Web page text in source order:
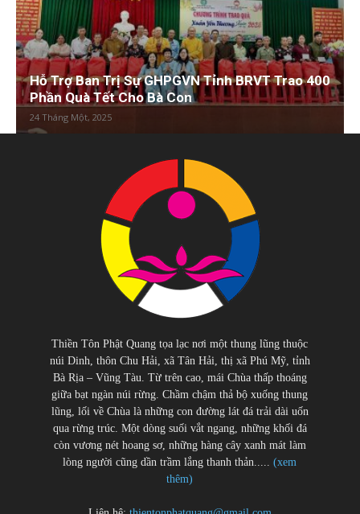
Hỗ Trợ Ban Trị Sự GHPGVN Tỉnh BRVT Trao 400
Phần Quà Tết Cho Bà Con
24 Tháng Một, 2025
Thiền Tôn Phật Quang tọa lạc nơi một thung lũng thuộc
núi Dinh, thôn Chu Hải, xã Tân Hải, thị xã Phú Mỹ, tỉnh
Bà Rịa – Vũng Tàu. Từ trên cao, mái Chùa thấp thoáng
giữa bạt ngàn núi rừng. Chầm chậm thả bộ xuống thung
lũng, lối về Chùa là những con đường lát đá trải dài uốn
qua rừng trúc. Một dòng suối vắt ngang, những khối đá
còn vương nét hoang sơ, những hàng cây xanh mát làm
lòng người cũng dần trầm lắng thanh thản.....(xem
thêm)